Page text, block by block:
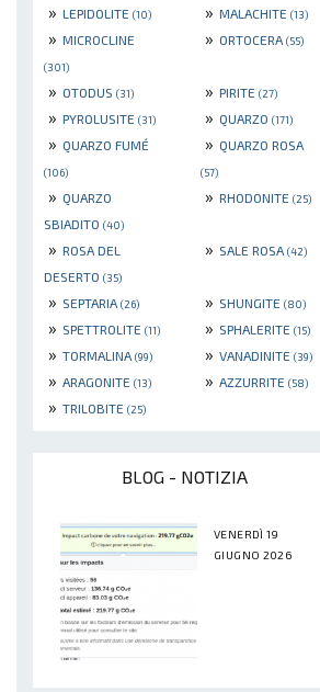
» LEPIDOLITE (10) » MALACHITE (13)
» MICROCLINE
(301)
» ORTOCERA (55)
» OTODUS (31) » PIRITE (27)
» PYROLUSITE (31) » QUARZO (171)
» QUARZO FUMÉ
(106)
» QUARZO ROSA
(57)
» QUARZO
SBIADITO (40)
» RHODONITE (25)
» ROSA DEL
DESERTO (35)
» SALE ROSA (42)
» SEPTARIA (26) » SHUNGITE (80)
» SPETTROLITE (11) » SPHALERITE (15)
» TORMALINA (99) » VANADINITE (39)
» ARAGONITE (13) » AZZURRITE (58)
» TRILOBITE (25)
BLOG - NOTIZIA
VENERDÌ 19
GIUGNO 2026